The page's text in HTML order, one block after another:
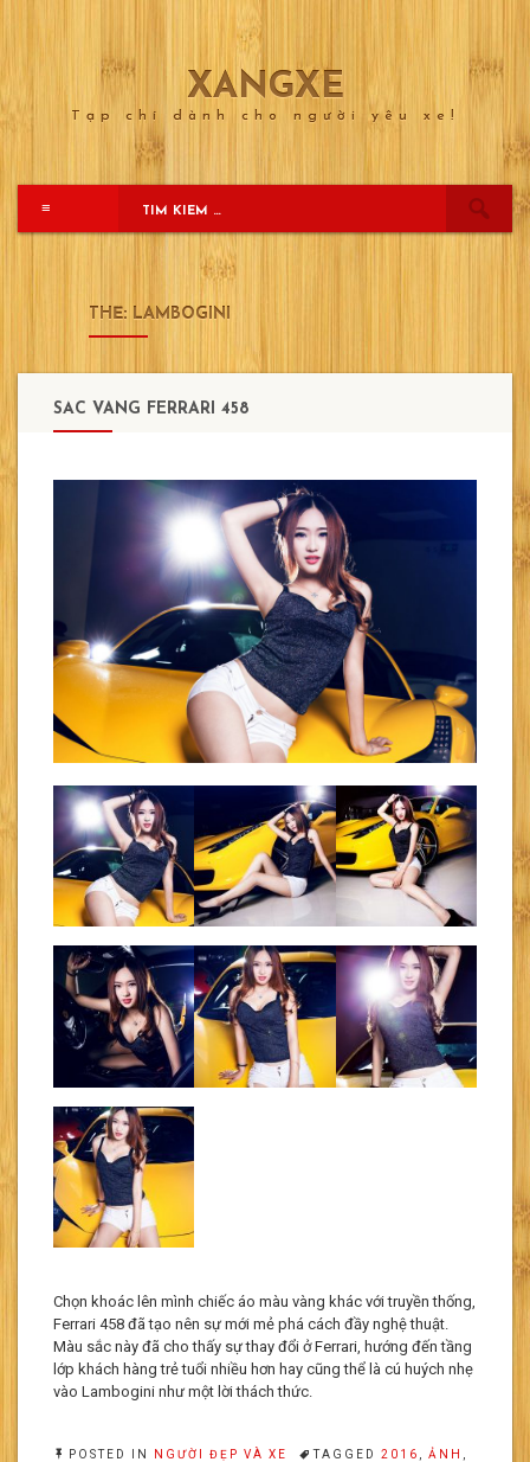
to
XANGXE
Tạp chí dành cho người yêu xe!
≡
THẺ: LAMBOGINI
SẮC VÀNG FERRARI 458
Chọn khoác lên mình chiếc áo màu vàng khác với truyền thống,
Ferrari 458 đã tạo nên sự mới mẻ phá cách đầy nghệ thuật.
Màu sắc này đã cho thấy sự thay đổi ở Ferrari, hướng đến tầng
lớp khách hàng trẻ tuổi nhiều hơn hay cũng thể là cú huých nhẹ
vào Lambogini như một lời thách thức.
POSTED IN NGƯỜI ĐẸP VÀ XE TAGGED 2016 ẢNH